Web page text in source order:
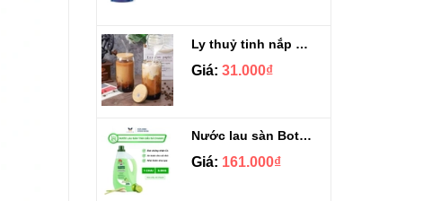
Ly thuỷ tinh nắp gỗ kèm ống hút chịu nhiệt 500ml
Giá: 31.000₫
Nước lau sàn Botany tinh dầu sả chanh chai 3.9kg
Giá: 161.000₫